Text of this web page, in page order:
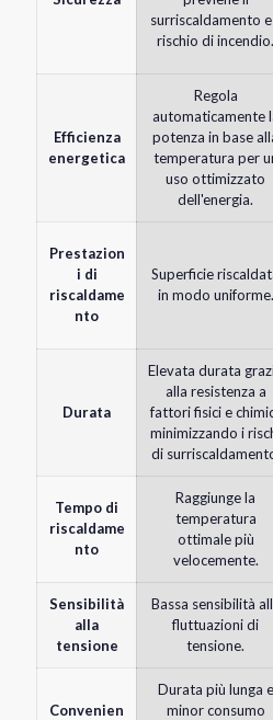
surriscaldamento
rischio di incendio.
Efficienza
energetica
Regola
automaticamente
potenza in base
temperatura per
uso ottimizzato
dell'energia.
Prestazion
i di
riscaldame
nto
Superficie
in modo uniforme.
Durata
Elevata durata
alla resistenza a
fattori fisici e
minimizzando i
di
Tempo di
riscaldame
nto
Raggiunge la
temperatura
ottimale più
velocemente.
Sensibilità
alla
tensione
Bassa sensibilità
fluttuazioni di
tensione.
Convenien
Durata più lunga e
minor consumo